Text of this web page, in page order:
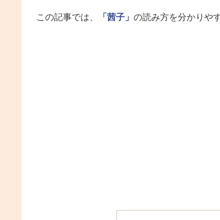
この記事では、 「茜子」 の読み方を分かりや